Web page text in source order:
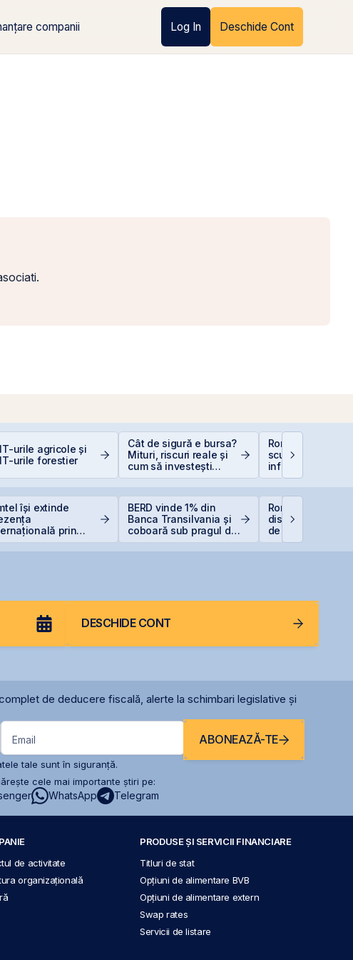
companii Log In Deschide Cont
urile agricole și
urile forestier
Cât de sigură e bursa?
Mituri, riscuri reale și
cum să investești
inteligent
România,
scumpiri în UE:
inflația de 8,4%
erodează
reale pentru
își extinde
prin
BERD vinde 1% din
Banca Transilvania și
coboară sub pragul de
România începe
discuțiile cu
de rating pentru
menținerea
DESCHIDE CONT
de deducere fiscală, alerte la schimbari legislative și
Email ABONEAZĂ-TE
tale sunt în siguranță.
cele mai importante știri pe:
WhatsApp Telegram
de activitate
organizațională
PRODUSE ȘI SERVICII FINANCIARE
Titluri de stat
Opțiuni de alimentare BVB
Opțiuni de alimentare extern
Swap rates
Servicii de listare